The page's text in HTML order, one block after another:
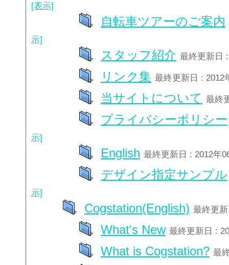
[表示]
自転車ツアーのご案内
示]
スタッフ紹介 最終更新日
リンク集 最終更新日 : 2012
当サイトについて 最終
プライバシーポリシー
示]
English 最終更新日 : 2012年
デザイン指定サンプル
示]
Cogstation(English) 最終更
What's New 最終更新日 :
What is Cogstation? 最